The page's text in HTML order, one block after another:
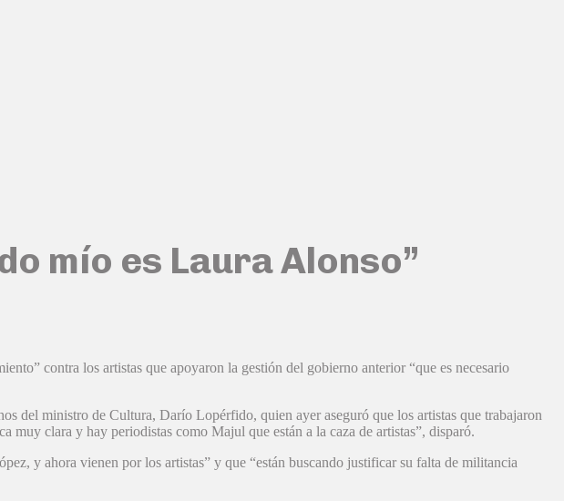
mío es Laura Alonso”
contra los artistas que apoyaron la gestión del gobierno anterior “que es necesario
del ministro de Cultura, Darío Lopérfido, quien ayer aseguró que los artistas que trabajaron
muy clara y hay periodistas como Majul que están a la caza de artistas”, disparó.
y ahora vienen por los artistas” y que “están buscando justificar su falta de militancia